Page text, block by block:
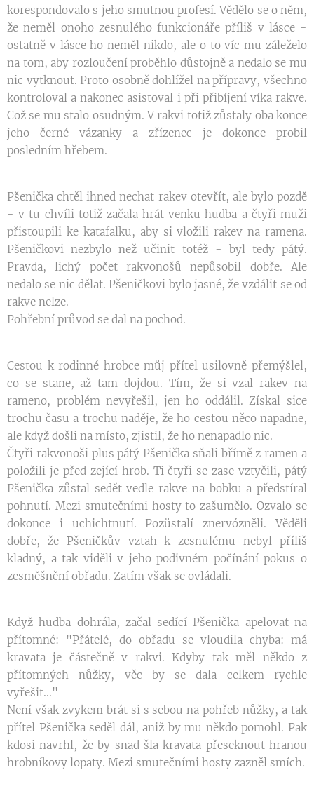
korespondovalo s jeho smutnou profesí. Vědělo se o něm,
že neměl onoho zesnulého funkcionáře příliš v lásce -
ostatně v lásce ho neměl nikdo, ale o to víc mu záleželo
na tom, aby rozloučení proběhlo důstojně a nedalo se mu
nic vytknout. Proto osobně dohlížel na přípravy, všechno
kontroloval a nakonec asistoval i při přibíjení víka rakve.
Což se mu stalo osudným. V rakvi totiž zůstaly oba konce
jeho černé vázanky a zřízenec je dokonce probil
posledním hřebem.
Pšenička chtěl ihned nechat rakev otevřít, ale bylo pozdě
- v tu chvíli totiž začala hrát venku hudba a čtyři muži
přistoupili ke katafalku, aby si vložili rakev na ramena.
Pšeničkovi nezbylo než učinit totéž - byl tedy pátý.
Pravda, lichý počet rakvonošů nepůsobil dobře. Ale
nedalo se nic dělat. Pšeničkovi bylo jasné, že vzdálit se od
rakve nelze.
Pohřební průvod se dal na pochod.
Cestou k rodinné hrobce můj přítel usilovně přemýšlel,
co se stane, až tam dojdou. Tím, že si vzal rakev na
rameno, problém nevyřešil, jen ho oddálil. Získal sice
trochu času a trochu naděje, že ho cestou něco napadne,
ale když došli na místo, zjistil, že ho nenapadlo nic.
Čtyři rakvonoši plus pátý Pšenička sňali břímě z ramen a
položili je před zející hrob. Ti čtyři se zase vztyčili, pátý
Pšenička zůstal sedět vedle rakve na bobku a předstíral
pohnutí. Mezi smutečními hosty to zašumělo. Ozvalo se
dokonce i uchichtnutí. Pozůstalí znervózněli. Věděli
dobře, že Pšeničkův vztah k zesnulému nebyl příliš
kladný, a tak viděli v jeho podivném počínání pokus o
zesměšnění obřadu. Zatím však se ovládali.
Když hudba dohrála, začal sedící Pšenička apelovat na
přítomné: "Přátelé, do obřadu se vloudila chyba: má
kravata je částečně v rakvi. Kdyby tak měl někdo z
přítomných nůžky, věc by se dala celkem rychle
vyřešit..."
Není však zvykem brát si s sebou na pohřeb nůžky, a tak
přítel Pšenička seděl dál, aniž by mu někdo pomohl. Pak
kdosi navrhl, že by snad šla kravata přeseknout hranou
hrobníkovy lopaty. Mezi smutečními hosty zazněl smích.